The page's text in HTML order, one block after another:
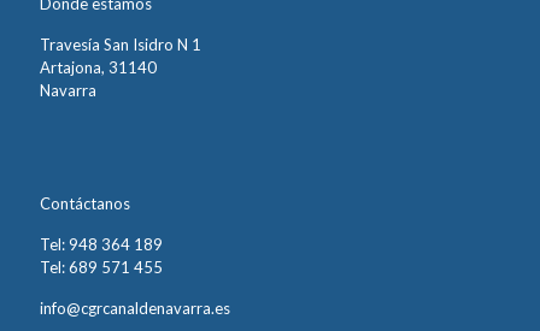
Travesía San Isidro N 1
Artajona, 31140
Navarra
Contáctanos
Tel: 948 364 189
Tel: 689 571 455
info@cgrcanaldenavarra.es